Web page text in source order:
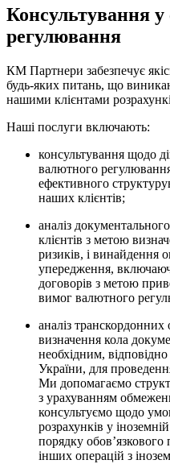
Консультування у
регулювання
КМ Партнери забезпечує
будь-яких питань, що
нашими клієнтами
Наші послуги включають:
консультування щодо
валютного
ефективного
наших клієнтів;
аналіз
клієнтів з метою
ризиків, і винайдення
упередження,
договорів з метою
вимог валютного
аналіз транскордонних
визначення кола
необхідним,
України, для
Ми допомагаємо
з урахуванням
консультуємо щодо
розрахунків у
порядку
інших операцій з